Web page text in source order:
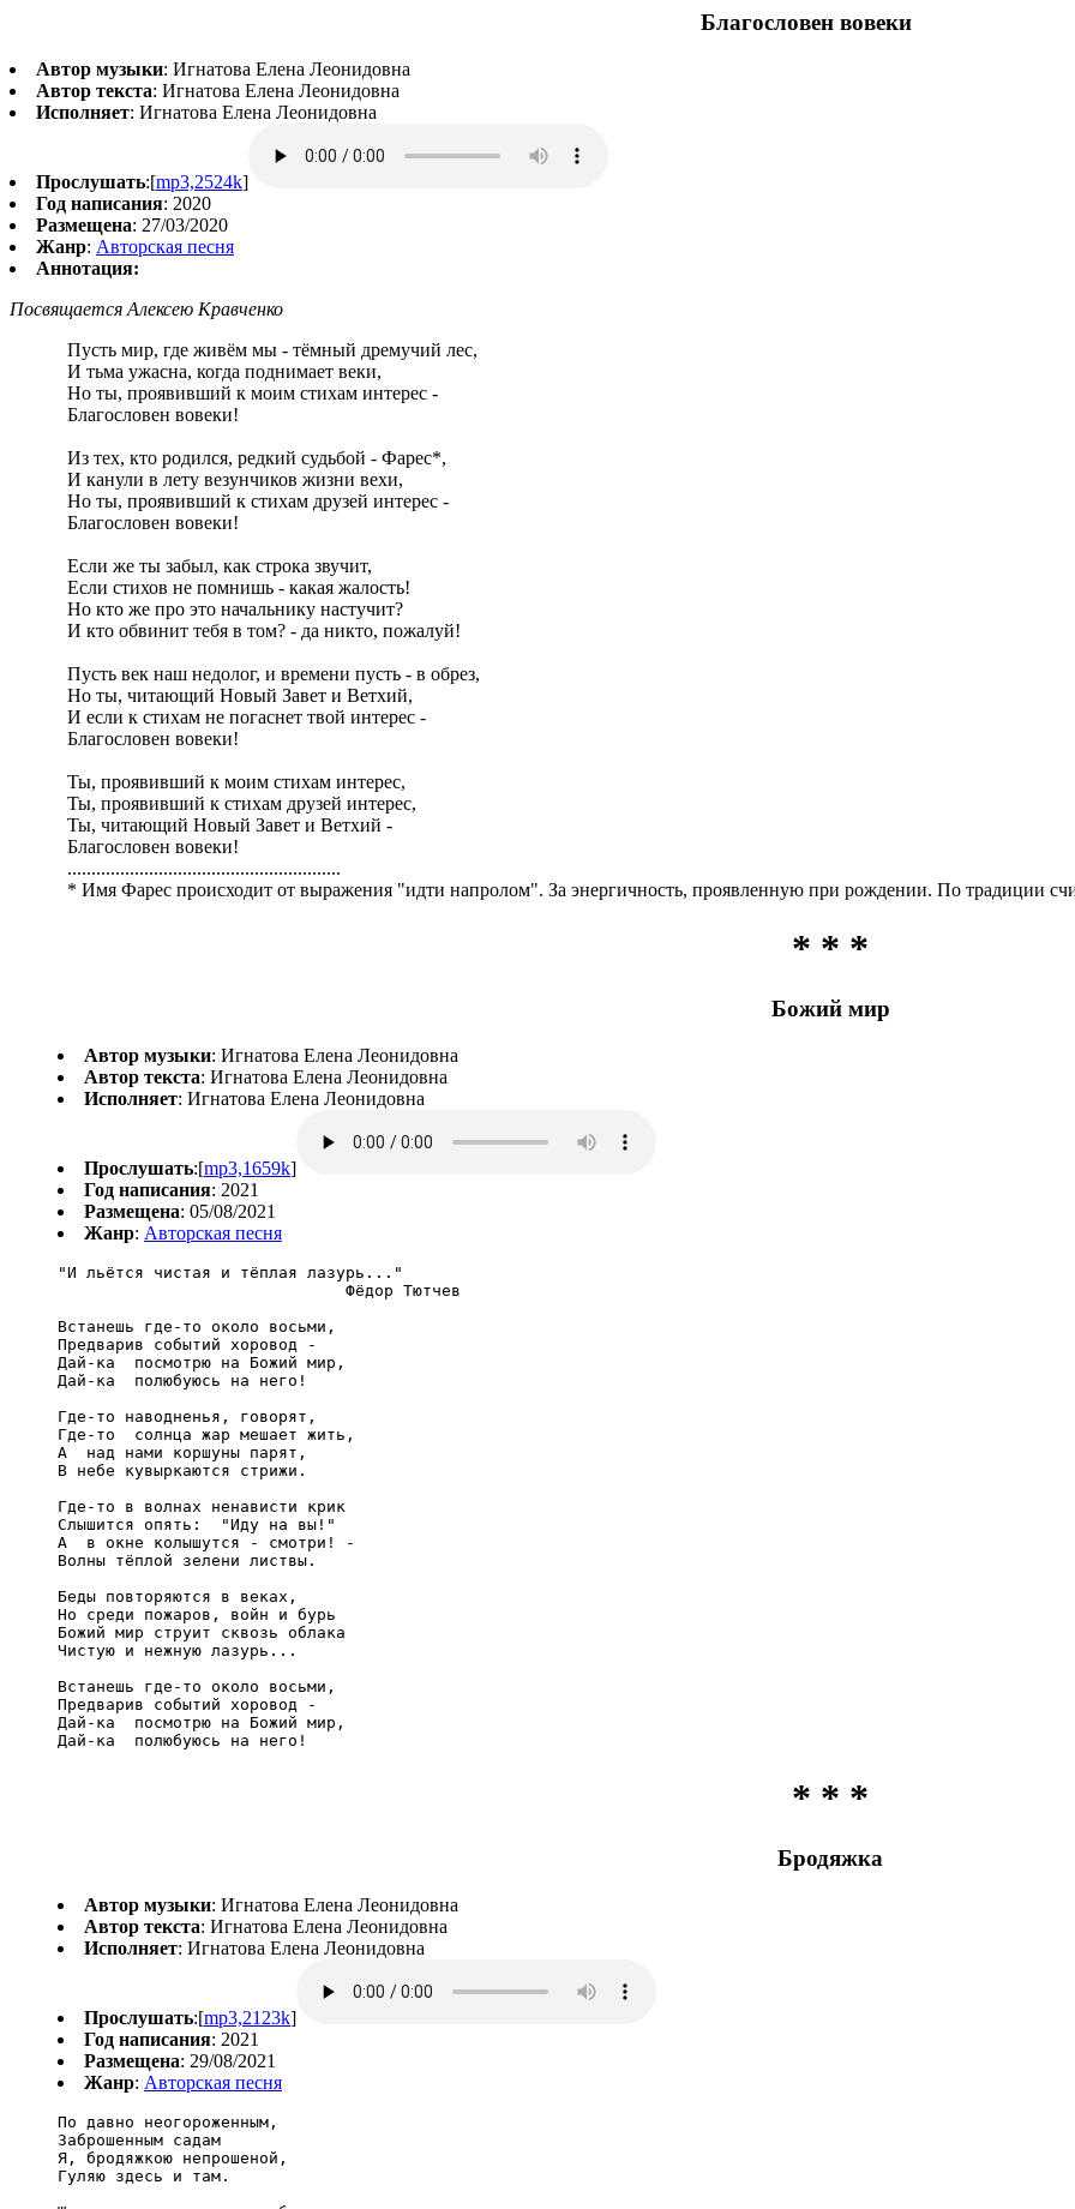
Благословен вовеки
Автор музыки: Игнатова Елена Леонидовна
Автор текста: Игнатова Елена Леонидовна
Исполняет: Игнатова Елена Леонидовна
Прослушать:[mp3,2524k]
Год написания: 2020
Размещена: 27/03/2020
Жанр: Авторская песня
Аннотация:
Посвящается Алексею Кравченко
Пусть мир, где живём мы - тёмный дремучий лес,
И тьма ужасна, когда поднимает веки,
Но ты, проявивший к моим стихам интерес -
Благословен вовеки!
Из тех, кто родился, редкий судьбой - Фарес*,
И канули в лету везунчиков жизни вехи,
Но ты, проявивший к стихам друзей интерес -
Благословен вовеки!
Если же ты забыл, как строка звучит,
Если стихов не помнишь - какая жалость!
Но кто же про это начальнику настучит?
И кто обвинит тебя в том? - да никто, пожалуй!
Пусть век наш недолог, и времени пусть - в обрез,
Но ты, читающий Новый Завет и Ветхий,
И если к стихам не погаснет твой интерес -
Благословен вовеки!
Ты, проявивший к моим стихам интерес,
Ты, проявивший к стихам друзей интерес,
Ты, читающий Новый Завет и Ветхий -
Благословен вовеки!
.........................................................
* Имя Фарес происходит от выражения "идти напролом". За энергичность, проявленную при рождении. По традиции
* * *
Божий мир
Автор музыки: Игнатова Елена Леонидовна
Автор текста: Игнатова Елена Леонидовна
Исполняет: Игнатова Елена Леонидовна
Прослушать:[mp3,1659k]
Год написания: 2021
Размещена: 05/08/2021
Жанр: Авторская песня
"И льётся чистая и тёплая лазурь..."
                              Фёдор Тютчев
Встанешь где-то около восьми,
Предварив событий хоровод -
Дай-ка  посмотрю на Божий мир,
Дай-ка  полюбуюсь на него!
Где-то наводненья, говорят,
Где-то  солнца жар мешает жить,
А  над нами коршуны парят,
В небе кувыркаются стрижи.
Где-то в волнах ненависти крик
Слышится опять:  "Иду на вы!"
А  в окне колышутся - смотри! -
Волны тёплой зелени листвы.
Беды повторяются в веках,
Но среди пожаров, войн и бурь
Божий мир струит сквозь облака
Чистую и нежную лазурь...
Встанешь где-то около восьми,
Предварив событий хоровод -
Дай-ка  посмотрю на Божий мир,
Дай-ка  полюбуюсь на него!
* * *
Бродяжка
Автор музыки: Игнатова Елена Леонидовна
Автор текста: Игнатова Елена Леонидовна
Исполняет: Игнатова Елена Леонидовна
Прослушать:[mp3,2123k]
Год написания: 2021
Размещена: 29/08/2021
Жанр: Авторская песня
По давно неогороженным,
Заброшенным садам
Я, бродяжкою непрошеной,
Гуляю здесь и там.